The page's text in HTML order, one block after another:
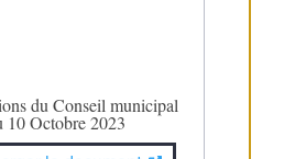
du Conseil municipal
10 Octobre 2023